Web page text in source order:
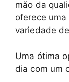
mão da
oferece
variedade
Uma ótima
dia com um